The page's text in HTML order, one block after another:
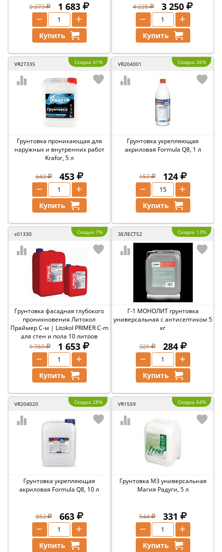
2 273 1 683
+
−
Купить
4 225 3 250
+
−
Купить
VR27335 Скидка 41%
Грунтовка проникающая для
наружных и внутренних работ
Krafor, 5 л
643 453
+
−
Купить
VR204001 Скидка 26%
Грунтовка укрепляющая
акриловая Formula Q8, 1 л
157 124
+
−
Купить
s01330 Скидка 7%
Грунтовка фасадная глубокого
проникновения Литокол
Праймер С-м | Litokol PRIMER C-m
для стен и пола 10 литров
1 769
1 653
+
−
Купить
ЗЕЛЕСТ52 Скидка 13%
Г-1 МОНОЛИТ грунтовка
универсальная с антисептиком 5
кг
321 284
+
−
Купить
VR204020 Скидка 28%
Грунтовка укрепляющая
акриловая Formula Q8, 10 л
853 663
+
−
Купить
VR1559 Скидка 64%
Грунтовка М3 универсальная
Магия Радуги, 5 л
544 331
+
−
Купить